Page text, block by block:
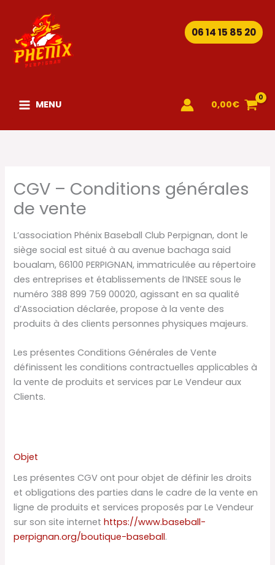
contenu
06 14 15 85 20
MENU 0,00€
CGV – Conditions générales
de vente
L’association Phénix Baseball Club Perpignan, dont le
siège social est situé à au avenue bachaga said
boualam, 66100 PERPIGNAN, immatriculée au répertoire
des entreprises et établissements de l’INSEE sous le
numéro 388 899 759 00020, agissant en sa qualité
d’Association déclarée, propose à la vente des
produits à des clients personnes physiques majeurs.
Les présentes Conditions Générales de Vente
définissent les conditions contractuelles applicables à
la vente de produits et services par Le Vendeur aux
Clients.
Objet
Les présentes CGV ont pour objet de définir les droits
et obligations des parties dans le cadre de la vente en
ligne de produits et services proposés par Le Vendeur
sur son site internethttps://www.baseball-
perpignan.org/boutique-baseball.